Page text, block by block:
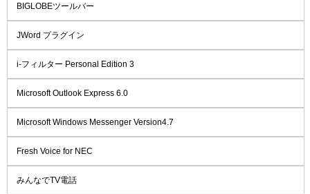
BIGLOBEツールバー
JWord プラグイン
i-フィルター Personal Edition 3
Microsoft Outlook Express 6.0
Microsoft Windows Messenger Version4.7
Fresh Voice for NEC
みんなでTV電話